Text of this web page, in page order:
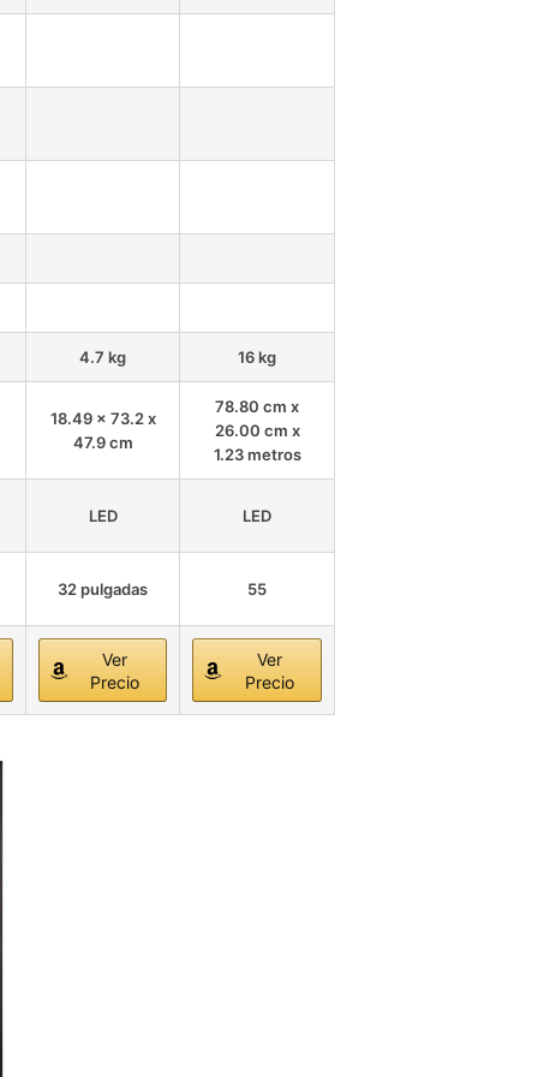
4.7 kg 16 kg
18.49 x 73.2 x
47.9 cm
78.80 cm x
26.00 cm x
1.23 metros
LED LED
32 pulgadas 55
Ver
Precio
Ver
Precio